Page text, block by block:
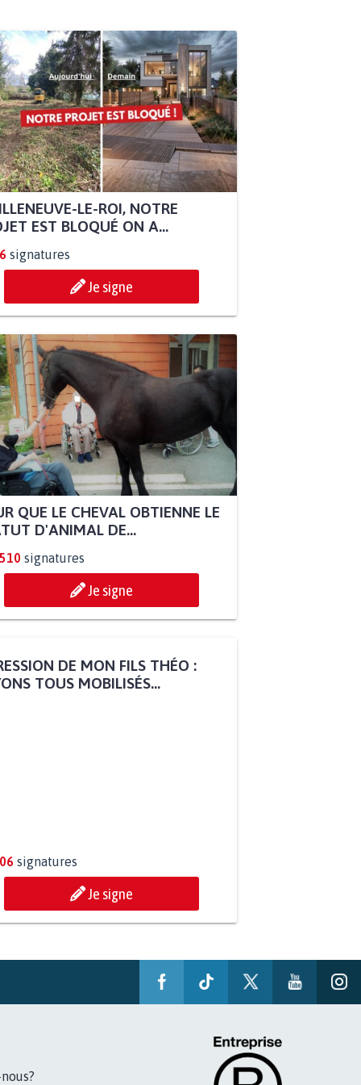
LE-ROI, NOTRE
EST BLOQUÉ ON A...
signatures
Je signe
QUE LE CHEVAL OBTIENNE LE
D'ANIMAL DE...
signatures
Je signe
signatures
Je signe